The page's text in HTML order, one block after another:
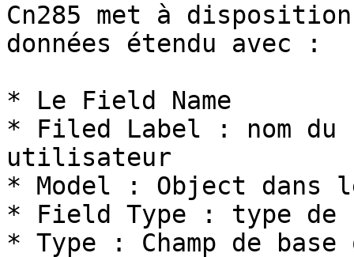
Cn285 met à
données étendu avec :
* Le Field Name
* Filed Label : nom du
utilisateur
* Model : Object dans
* Field Type : type de
* Type : Champ de base